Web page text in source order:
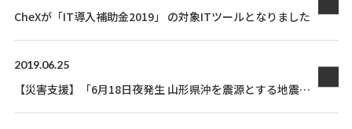
CheXが「IT導入補助金2019」 の対象ITツールとなりました
2019.06.25
【災害支援】「6月18日夜発生 山形県沖を震源とする地震」